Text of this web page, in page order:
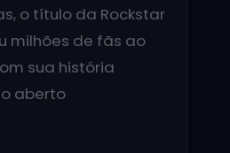
o título da Rockstar
milhões de fãs ao
sua história
aberto